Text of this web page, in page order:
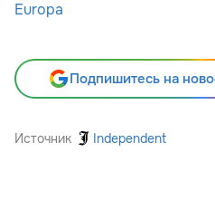
Подпишитесь на
Источник Independent